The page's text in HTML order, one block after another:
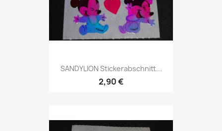
SANDYLION Stickerabschnitt...
2,90 €